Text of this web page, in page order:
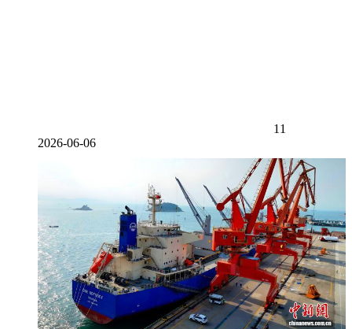
11
2026-06-06